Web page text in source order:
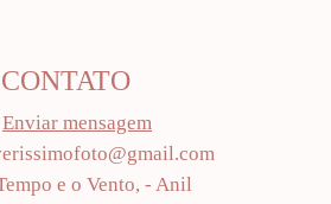
CONTATO
Enviar mensagem
e o Vento, - Anil